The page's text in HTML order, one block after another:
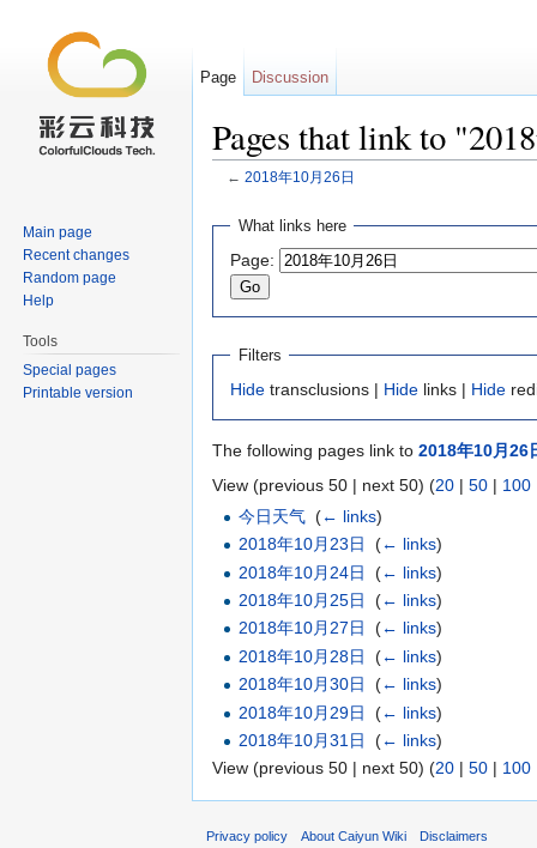
Pages that link to
← 2018年10月26日
What links here
Page:
Filters
Hide transclusions | Hide links | Hide
The following pages link to 2018年10月26
View (previous 50 | next 50) (20 | 50 | 100
今日天气 ‎(← links)
2018年10月23日
‎(← links)
2018年10月24日
‎(← links)
2018年10月25日
‎(← links)
2018年10月27日
‎(← links)
2018年10月28日
‎(← links)
2018年10月30日
‎(← links)
2018年10月29日
‎(← links)
2018年10月31日
‎(← links)
View (previous 50 | next 50) (20 | 50 | 100
Page Discussion
Main page
Recent changes
Random page
Help
Tools
Special pages
Printable version
Privacy policy About Caiyun Wiki Disclaimers